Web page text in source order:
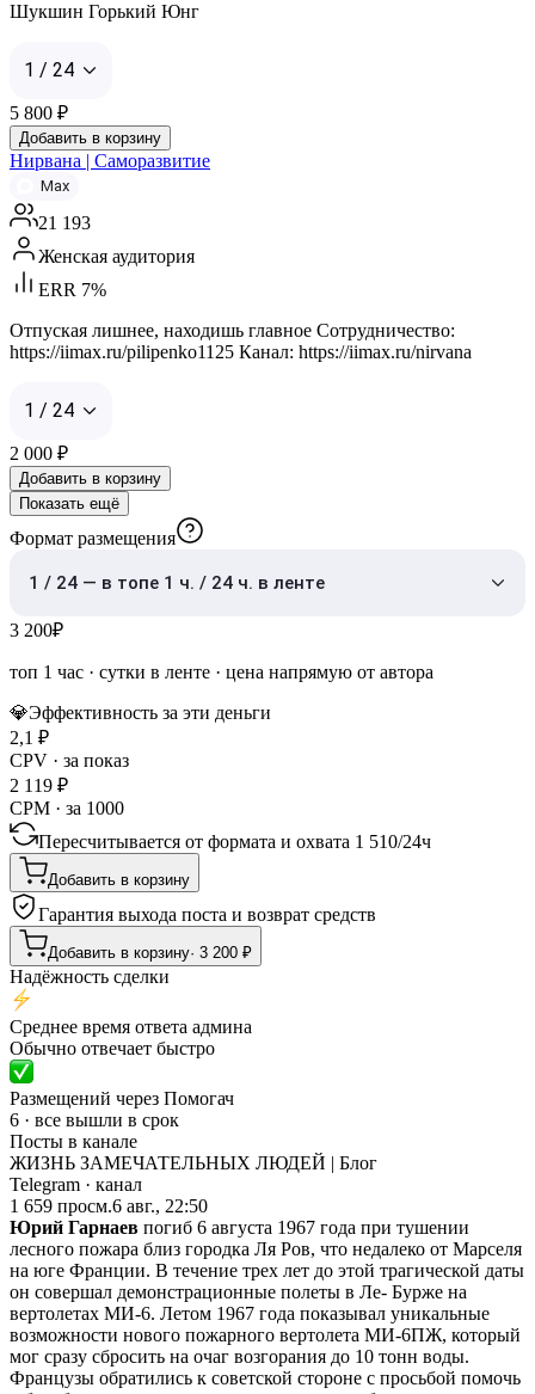
Шукшин Горький Юнг
1 / 24
5 800 ₽
Добавить в корзину
Нирвана | Саморазвитие
Max
21 193
Женская аудитория
ERR 7%
Отпуская лишнее, находишь главное Сотрудничество:
https://iimax.ru/pilipenko1125 Канал: https://iimax.ru/nirvana
1 / 24
2 000 ₽
Добавить в корзину
Показать ещё
Формат размещения
1 / 24 — в топе 1 ч. / 24 ч. в ленте
3 200₽
топ 1 час · сутки в ленте · цена напрямую от автора
💎Эффективность за эти деньги
2,1 ₽
CPV · за показ
2 119 ₽
CPM · за 1000
Пересчитывается от формата и охвата 1 510/24ч
Добавить в корзину
Гарантия выхода поста и возврат средств
Добавить в корзину· 3 200 ₽
Надёжность сделки
Среднее время ответа админа
Обычно отвечает быстро
Размещений через Помогач
6 · все вышли в срок
Посты в канале
ЖИЗНЬ ЗАМЕЧАТЕЛЬНЫХ ЛЮДЕЙ | Блог
Telegram · канал
1 659 просм.6 авг., 22:50
Юрий Гарнаев погиб 6 августа 1967 года при тушении
лесного пожара близ городка Ля Ров, что недалеко от Марселя
на юге Франции. В течение трех лет до этой трагической даты
он совершал демонстрационные полеты в Ле- Бурже на
вертолетах МИ-6. Летом 1967 года показывал уникальные
возможности нового пожарного вертолета МИ-6ПЖ, который
мог сразу сбросить на очаг возгорания до 10 тонн воды.
Французы обратились к советской стороне с просьбой помочь